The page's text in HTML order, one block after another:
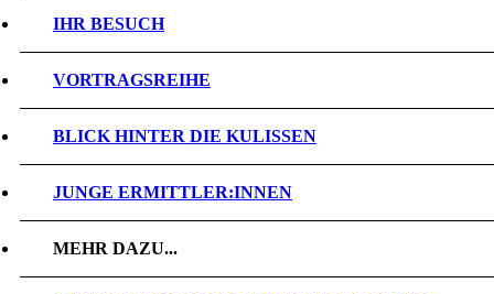
IHR BESUCH
VORTRAGSREIHE
BLICK HINTER DIE KULISSEN
JUNGE ERMITTLER:INNEN
MEHR DAZU...